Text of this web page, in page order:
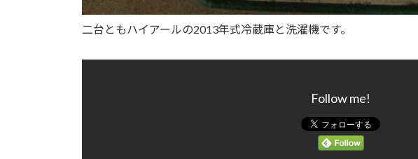
二台ともハイアールの2013年式冷蔵庫と洗濯機です。
Follow me!